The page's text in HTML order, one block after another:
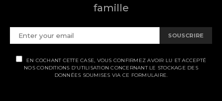
famille
SOUSCRIRE
EN COCHANT CETTE CASE, VOUS CONFIRMEZ AVOIR LU ET ACCEPTÉ
NOS CONDITIONS D'UTILISATION CONCERNANT LE STOCKAGE DES
DONNÉES SOUMISES VIA CE FORMULAIRE.